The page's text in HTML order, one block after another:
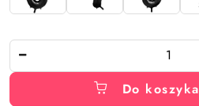
Do koszyka